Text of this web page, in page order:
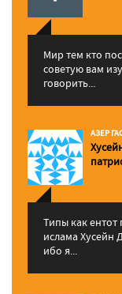
Мир тем кто
советую вам
говорить...
АЗЕР
Типы как ентот
ислама Хусейн
ибо я...